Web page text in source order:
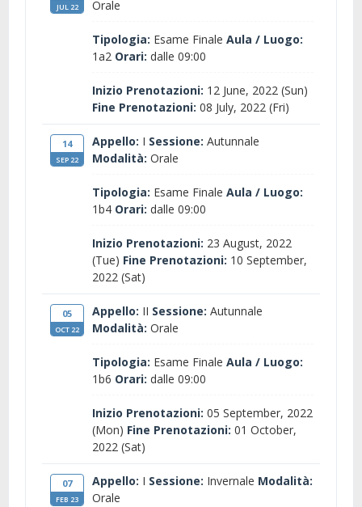
JUL 22
Orale
Tipologia: Esame Finale Aula / Luogo:
1a2 Orari: dalle 09:00
Inizio Prenotazioni: 12 June, 2022 (Sun)
Fine Prenotazioni: 08 July, 2022 (Fri)
14
SEP 22
Appello: I Sessione: Autunnale
Modalità: Orale
Tipologia: Esame Finale Aula / Luogo:
1b4 Orari: dalle 09:00
Inizio Prenotazioni: 23 August, 2022
(Tue) Fine Prenotazioni: 10 September,
2022 (Sat)
05
OCT 22
Appello: II Sessione: Autunnale
Modalità: Orale
Tipologia: Esame Finale Aula / Luogo:
1b6 Orari: dalle 09:00
Inizio Prenotazioni: 05 September, 2022
(Mon) Fine Prenotazioni: 01 October,
2022 (Sat)
07
FEB 23
Appello: I Sessione: Invernale Modalità:
Orale